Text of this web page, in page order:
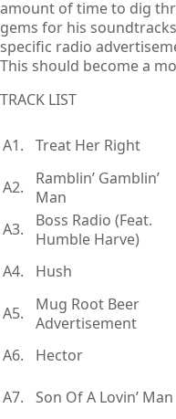
amount of time to dig
gems for his
specific radio
This should become a
TRACK LIST
A1. Treat Her Right
A2.
Ramblin’ Gamblin’
Man
A3.
Boss Radio (Feat.
Humble Harve)
A4. Hush
A5.
Mug Root Beer
Advertisement
A6. Hector
A7. Son Of A Lovin’ Man